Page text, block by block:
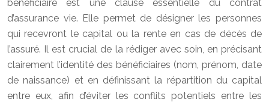
bénéficiaire est une clause essentielle du contrat
d’assurance vie. Elle permet de désigner les personnes
qui recevront le capital ou la rente en cas de décès de
l’assuré. Il est crucial de la rédiger avec soin, en précisant
clairement l’identité des bénéficiaires (nom, prénom, date
de naissance) et en définissant la répartition du capital
entre eux, afin d’éviter les conflits potentiels entre les